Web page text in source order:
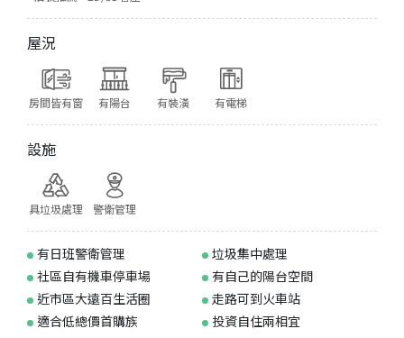
屋況
房間皆有窗 有陽台 有裝潢 有電梯
設施
具垃圾處理 警衛管理
有日班警衛管理
垃圾集中處理
社區自有機車停車場
有自己的陽台空間
近市區大遠百生活圈
走路可到火車站
適合低總價首購族
投資自住兩相宜